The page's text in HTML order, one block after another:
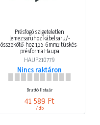
Présfogó szigeteletlen
lemezsaruhoz kábelsaru/-
összekötő-hoz 1,25-6mm2 tüskés-
présforma Haupa
HAUP210779
Nincs raktáron
Bruttó listaár
41 589 Ft
/ db